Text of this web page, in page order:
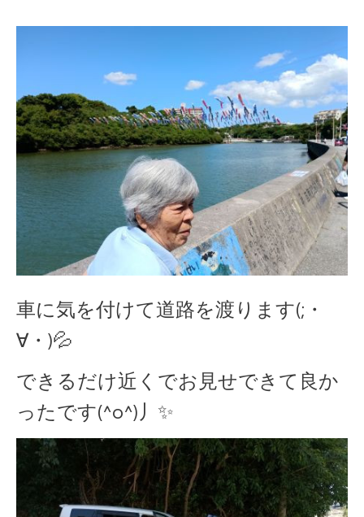
車に気を付けて道路を渡ります(;・
∀・)💦
できるだけ近くでお見せできて良か
ったです(^o^)丿✨